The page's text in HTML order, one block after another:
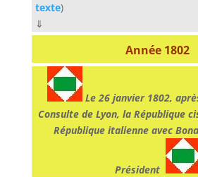
texte)
⇓
Année 1802
Le 26 janvier 1802,
Consulte de Lyon, la République
République italienne avec
Président